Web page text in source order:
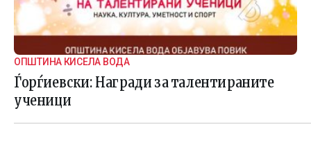
ОПШТИНА КИСЕЛА ВОДА
Ѓорѓиевски: Награди за талентираните
ученици